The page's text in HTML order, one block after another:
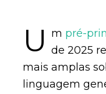
U m pré-
de 2025
mais amplas
linguagem